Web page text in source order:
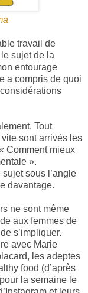
travail de
sujet de la
entourage
a compris de quoi
Tout
sont arrivés les
Comment mieux
».
sous l’angle
davantage.
ne sont même
aux femmes de
s’impliquer.
avec Marie
les adeptes
food (d’après
la semaine le